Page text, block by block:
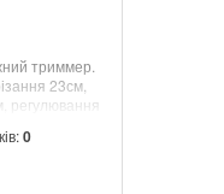
триммер.
23см,
регулювання
0